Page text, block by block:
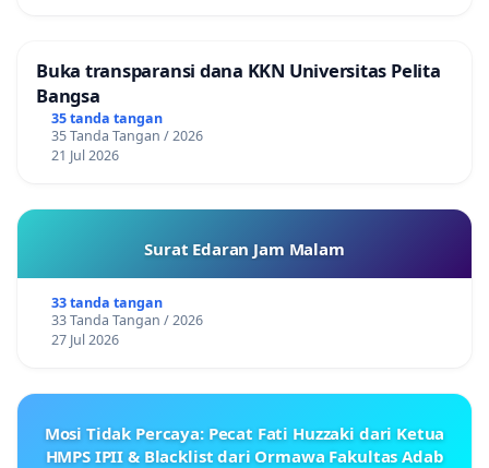
Buka transparansi dana KKN Universitas Pelita
Bangsa
35 tanda tangan
35 Tanda Tangan / 2026
21 Jul 2026
Surat Edaran Jam Malam
33 tanda tangan
33 Tanda Tangan / 2026
27 Jul 2026
Mosi Tidak Percaya: Pecat Fati Huzzaki dari Ketua
HMPS IPII & Blacklist dari Ormawa Fakultas Adab